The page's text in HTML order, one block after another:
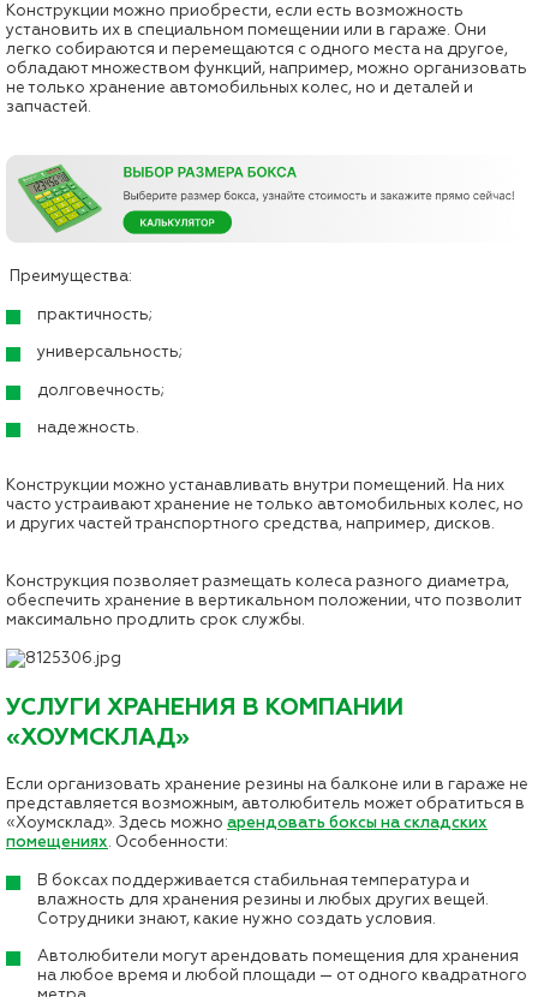
Конструкции можно приобрести, если есть возможность
установить их в специальном помещении или в гараже. Они
легко собираются и перемещаются с одного места на другое,
обладают множеством функций, например, можно организовать
не только хранение автомобильных колес, но и деталей и
запчастей.
Преимущества:
практичность;
универсальность;
долговечность;
надежность.
Конструкции можно устанавливать внутри помещений. На них
часто устраивают хранение не только автомобильных колес, но
и других частей транспортного средства, например, дисков.
Конструкция позволяет размещать колеса разного диаметра,
обеспечить хранение в вертикальном положении, что позволит
максимально продлить срок службы.
УСЛУГИ ХРАНЕНИЯ В КОМПАНИИ
«ХОУМСКЛАД»
Если организовать хранение резины на балконе или в гараже не
представляется возможным, автолюбитель может обратиться в
«Хоумсклад». Здесь можно арендовать боксы на складских
помещениях. Особенности:
В боксах поддерживается стабильная температура и
влажность для хранения резины и любых других вещей.
Сотрудники знают, какие нужно создать условия.
Автолюбители могут арендовать помещения для хранения
на любое время и любой площади — от одного квадратного